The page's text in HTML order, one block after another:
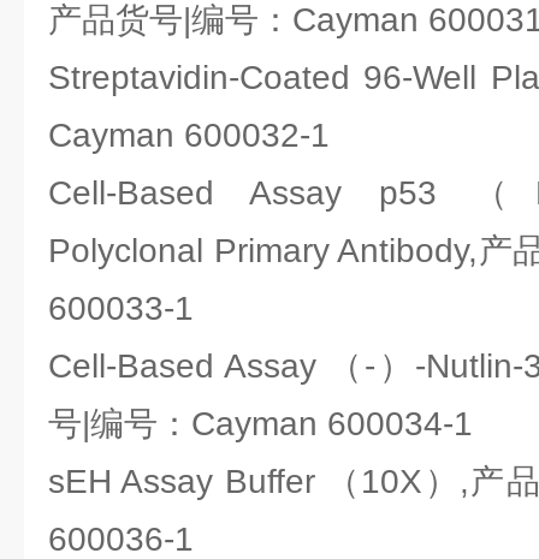
产品货号|编号：Cayman
Streptavidin-Coated 96-Well
Cayman 600032-1
Cell-Based Assay p53 （
Polyclonal Primary Antibody,产
600033-1
Cell-Based Assay （-）-
号|编号：Cayman 600034-1
sEH Assay Buffer （10X）,产
600036-1